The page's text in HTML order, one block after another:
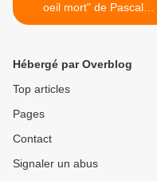
oeil mort" de Pascal
Garnier, Zulma, 2009 (F)
Hébergé par Overblog
Top articles
Pages
Contact
Signaler un abus